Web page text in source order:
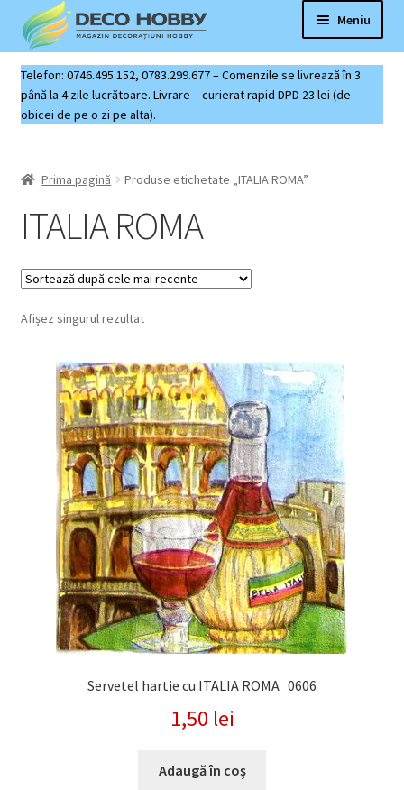
Sari
la
navigare
Sari
la
conținut
Meniu
Deco Hobby
Contact
Coș produse
Telefon: 0746.495.152, 0783.299.677 – Comenzile se livrează în 3
până la 4 zile lucrătoare. Livrare – curierat rapid DPD 23 lei (de
obicei de pe o zi pe alta).
Prima pagină Produse etichetate „ITALIA ROMA”
ITALIA ROMA
Afișez singurul rezultat
Servetel hartie cu ITALIA ROMA 0606
1,50 lei
Adaugă în coș